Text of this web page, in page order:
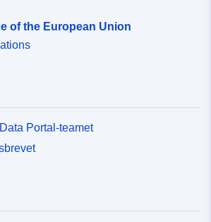
of the European Union
Portal-teamet